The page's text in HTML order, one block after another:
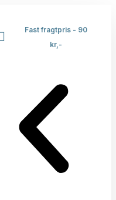
Fast fragtpris - 90
kr,-